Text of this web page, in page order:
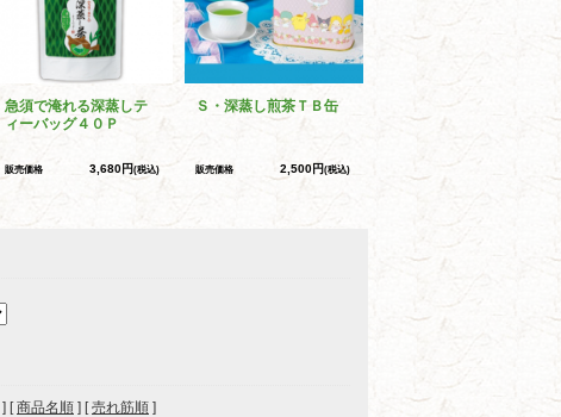
急須で淹れる深蒸しテ
ィーバッグ４０Ｐ
販売価格 3,680円(税込)
Ｓ・深蒸し煎茶ＴＢ缶
販売価格 2,500円(税込)
] [商品名順 ] [売れ筋順 ]